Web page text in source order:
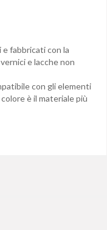
fabbricati con la
e lacche non
con gli elementi
è il materiale più